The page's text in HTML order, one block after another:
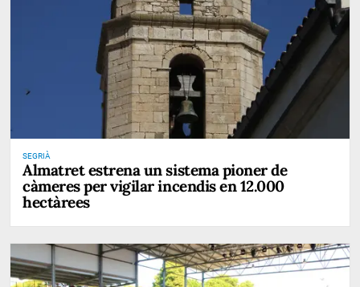
SEGRIÀ
Almatret estrena un sistema pioner de
càmeres per vigilar incendis en 12.000
hectàrees